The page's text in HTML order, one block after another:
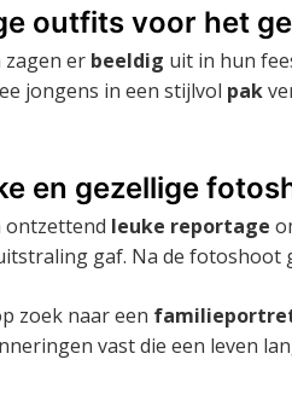
outfits voor het
zagen er beeldig uit in hun
jongens in een stijlvol pak
en gezellige
ontzettend leuke reportage
gaf. Na de fotoshoot
zoek naar een
vast die een leven